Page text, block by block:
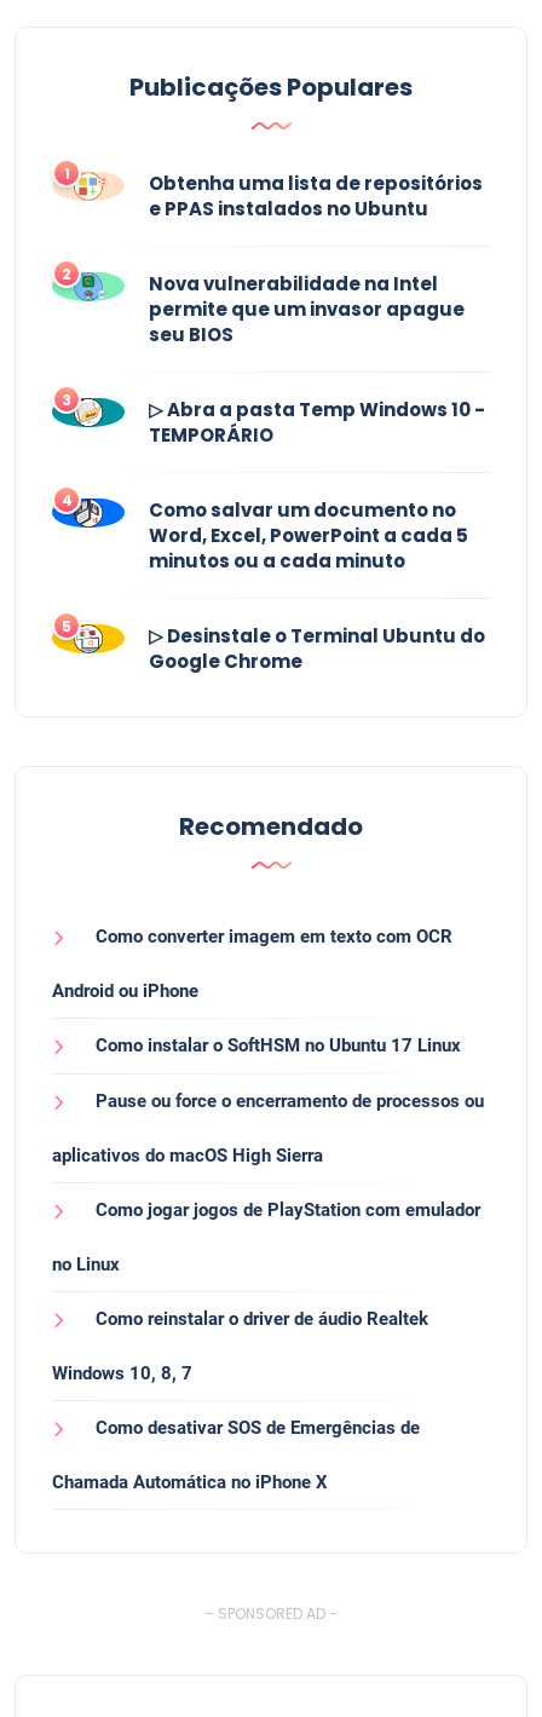
Publicações Populares
1
Obtenha uma lista de repositórios
e PPAS instalados no Ubuntu
2
Nova vulnerabilidade na Intel
permite que um invasor apague
seu BIOS
3
▷ Abra a pasta Temp Windows 10 -
TEMPORÁRIO
4
Como salvar um documento no
Word, Excel, PowerPoint a cada 5
minutos ou a cada minuto
5
▷ Desinstale o Terminal Ubuntu do
Google Chrome
Recomendado
Como converter imagem em texto com OCR
Android ou iPhone
Como instalar o SoftHSM no Ubuntu 17 Linux
Pause ou force o encerramento de processos ou
aplicativos do macOS High Sierra
Como jogar jogos de PlayStation com emulador
no Linux
Como reinstalar o driver de áudio Realtek
Windows 10, 8, 7
Como desativar SOS de Emergências de
Chamada Automática no iPhone X
- SPONSORED AD -